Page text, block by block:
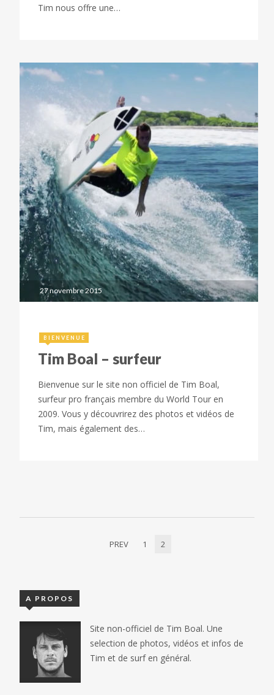
Tim nous offre une…
27 novembre 2015
BIENVENUE
Tim Boal – surfeur
Bienvenue sur le site non officiel de Tim Boal,
surfeur pro français membre du World Tour en
2009. Vous y découvrirez des photos et vidéos de
Tim, mais également des…
PREV 1 2
A PROPOS
Site non-officiel de Tim Boal. Une
selection de photos, vidéos et infos de
Tim et de surf en général.